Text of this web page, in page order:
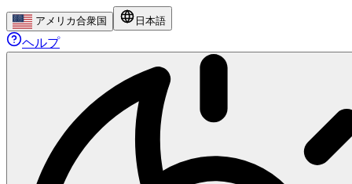
アメリカ合衆国 日本語
ヘルプ